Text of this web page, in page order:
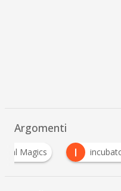
Argomenti
Magics I